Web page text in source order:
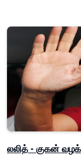
லலித் - குகன்